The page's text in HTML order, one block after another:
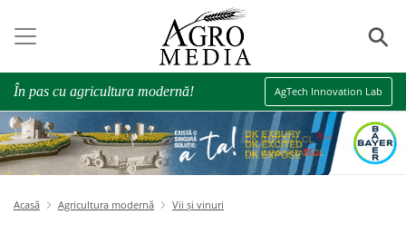
⚲
În pas cu agricultura modernă! AgTech Innovation Lab
Acasă Agricultura modernă Vii și vinuri